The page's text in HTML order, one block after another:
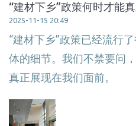
“建材下乡”政策何时才能
2025-11-15 20:49
“建材下乡”政策已经流行
体的细节。我们不禁要问
真正展现在我们面前。